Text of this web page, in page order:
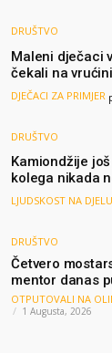
DRUŠTVO
Maleni dječaci
čekali na
granici, Ljubi i
putnicima
DJEČACI ZA PRIMJER
DRUŠTVO
Kamiondžije
kolega nikada
Priča iz
LJUDSKOST NA DJELU
DRUŠTVO
Četvero
mentor danas
olimpijadu iz AI:
među
OTPUTOVALI NA
1 Augusta, 2026